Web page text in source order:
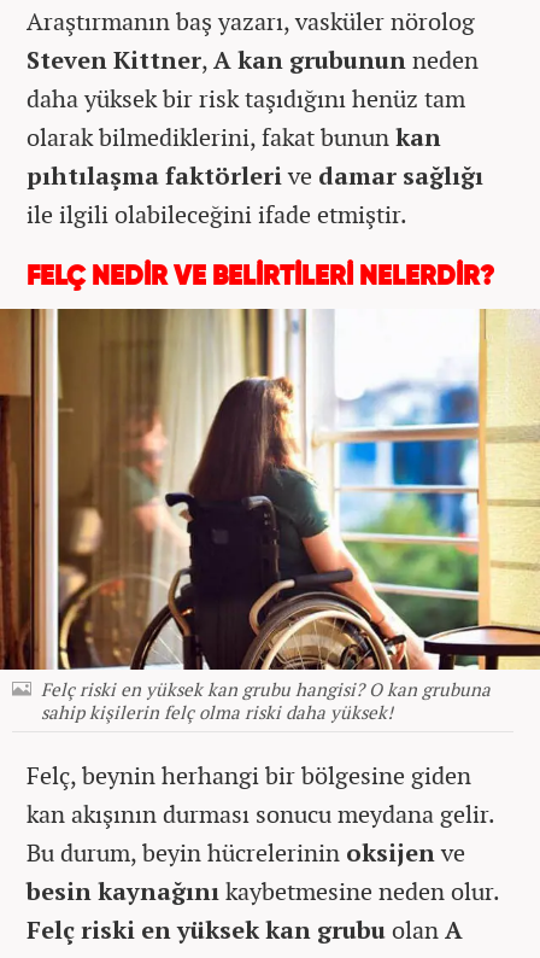
Araştırmanın baş yazarı, vasküler nörolog
Steven Kittner,A kan grubununneden
daha yüksek bir risk taşıdığını henüz tam
olarak bilmediklerini, fakat bununkan
pıhtılaşma faktörlerive damar sağlığı
ile ilgili olabileceğini ifade etmiştir.
FELÇ NEDİR VE BELİRTİLERİ NELERDİR?
Felç riski en yüksek kan grubu hangisi? O kan grubuna
sahip kişilerin felç olma riski daha yüksek!
Felç, beynin herhangi bir bölgesine giden
kan akışının durması sonucu meydana gelir.
Bu durum, beyin hücrelerinin oksijenve
besin kaynağınıkaybetmesine neden olur.
Felç riski en yüksek kan grubuolanA